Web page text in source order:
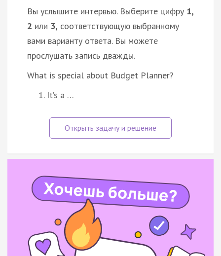
Вы услышите интервью. Выберите цифру 1,
2 или 3, соответствующую выбранному
вами варианту ответа. Вы можете
прослушать запись дважды.
What is special about Budget Planner?
It’s а …